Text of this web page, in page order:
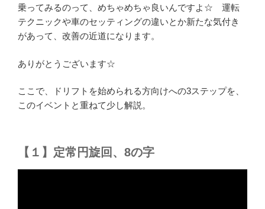
乗ってみるのって、めちゃめちゃ良いんですよ☆ 運転
テクニックや車のセッティングの違いとか新たな気付き
があって、改善の近道になります。
ありがとうございます☆
ここで、ドリフトを始められる方向けへの3ステップを、
このイベントと重ねて少し解説。
【１】定常円旋回、8の字